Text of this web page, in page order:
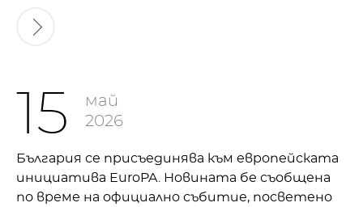
15
май
2026
България се присъединява към европейската
инициатива EuroPA. Новината бе съобщена
по време на официално събитие, посветено